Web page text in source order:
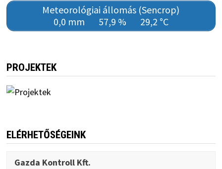
Meteorológiai állomás (Sencrop)
0,0 mm
57,9 % 29,2 °C
PROJEKTEK
ELÉRHETŐSÉGEINK
Gazda Kontroll Kft.